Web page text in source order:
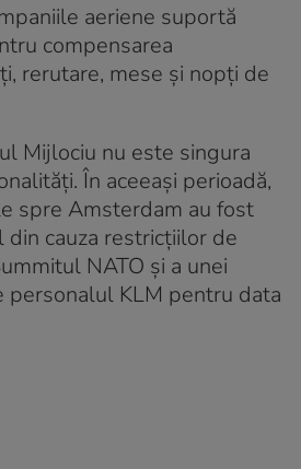
aeriene suportă
compensarea
rerutare, mese și nopți de
Mijlociu nu este singura
În aceeași perioadă,
spre Amsterdam au fost
din cauza restricțiilor de
NATO și a unei
personalul KLM pentru data